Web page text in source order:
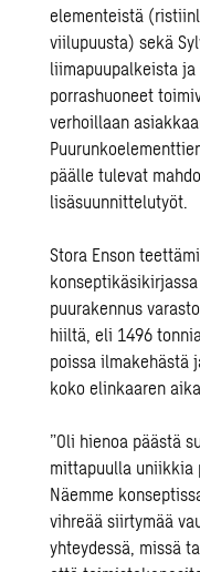
elementeistä
viilupuusta) sekä
liimapuupalkeista
porrashuoneet
verhoillaan
päälle tulevat
lisäsuunnittelutyöt.
Stora Enson
konseptikäsikirjassa
puurakennus
hiiltä, eli 1496
poissa ilmakehästä
koko elinkaaren
”Oli hienoa päästä
mittapuulla uniikkia
Näemme
vihreää siirtymää
yhteydessä, missä